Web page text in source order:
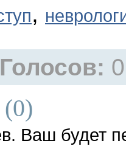
,
Голосов: 0
0)
Ваш будет